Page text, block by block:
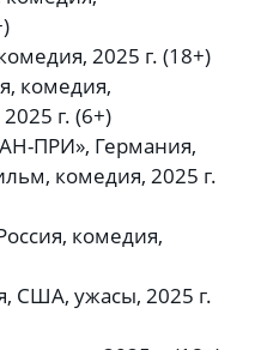
2025 г. (18+)
комедия,
г. (6+)
ПРИ», Германия,
комедия, 2025 г.
комедия,
США, ужасы, 2025 г.